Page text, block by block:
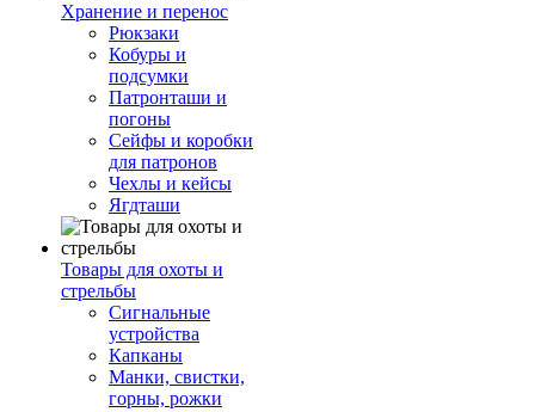
Хранение и перенос
Рюкзаки
Кобуры и
подсумки
Патронташи и
погоны
Сейфы и коробки
для патронов
Чехлы и кейсы
Ягдташи
Товары для охоты и
стрельбы
Сигнальные
устройства
Капканы
Манки, свистки,
горны, рожки